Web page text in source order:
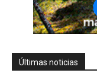
Últimas noticias